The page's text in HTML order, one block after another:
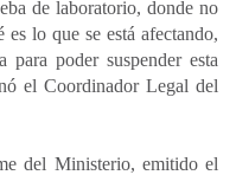
de laboratorio, donde no
lo que se está afectando,
para poder suspender esta
el Coordinador Legal del
del Ministerio, emitido el